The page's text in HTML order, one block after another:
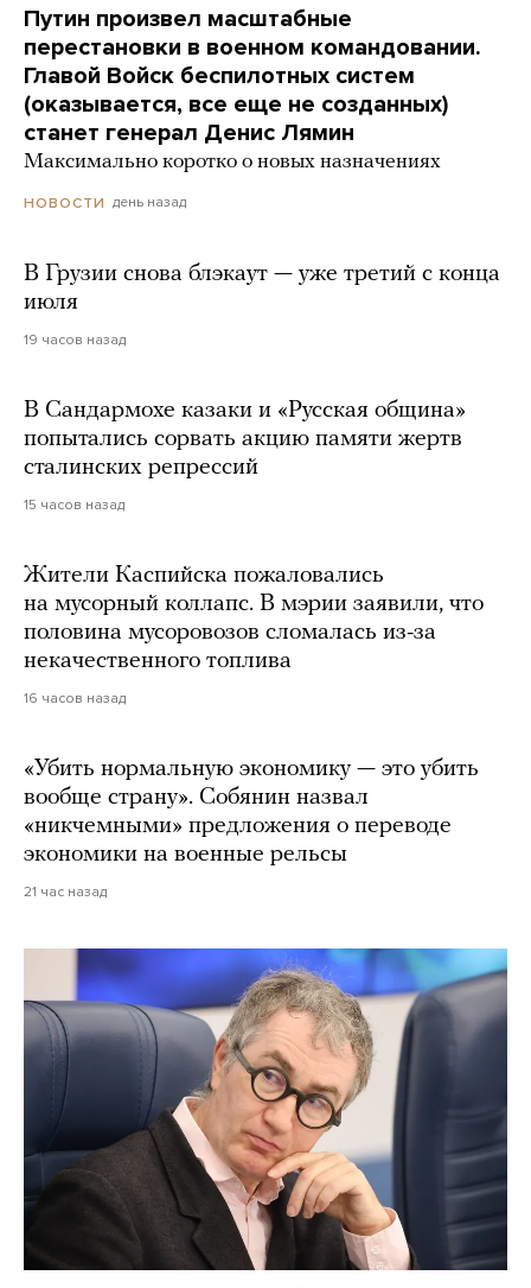
Путин произвел масштабные
перестановки в военном командовании.
Главой Войск беспилотных систем
(оказывается, все еще не созданных)
станет генерал Денис Лямин
Максимально коротко о новых назначениях
НОВОСТИ день назад
В Грузии снова блэкаут — уже третий с конца
июля
19 часов назад
В Сандармохе казаки и «Русская община»
попытались сорвать акцию памяти жертв
сталинских репрессий
15 часов назад
Жители Каспийска пожаловались
на мусорный коллапс. В мэрии заявили, что
половина мусоровозов сломалась из-за
некачественного топлива
16 часов назад
«Убить нормальную экономику — это убить
вообще страну». Собянин назвал
«никчемными» предложения о переводе
экономики на военные рельсы
21 час назад